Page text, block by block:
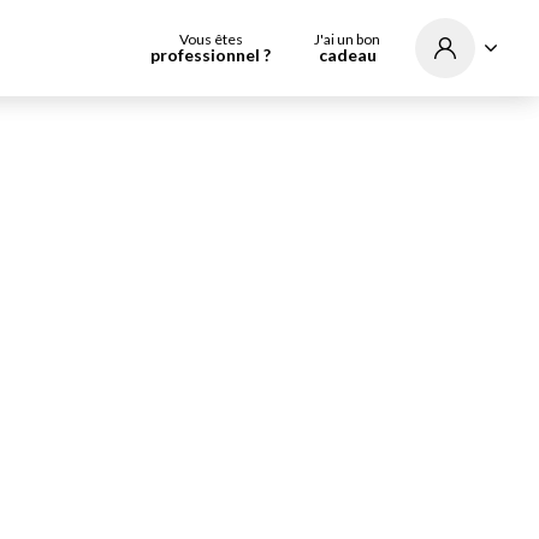
Vous êtes
professionnel ?
J'ai un bon
cadeau